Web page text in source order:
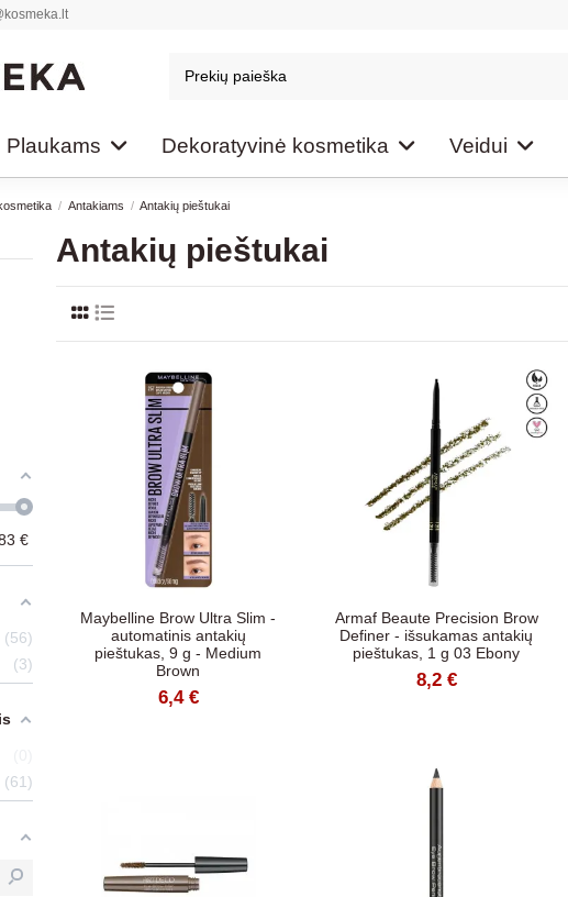
Plaukams Dekoratyvinė kosmetika Veidui
Antakiams Antakių pieštukai
Antakių pieštukai
Maybelline Brow Ultra Slim -
automatinis antakių
pieštukas, 9 g - Medium
Brown
6,4 €
Armaf Beaute Precision Brow
Definer - išsukamas antakių
pieštukas, 1 g 03 Ebony
8,2 €
€
56
3
61